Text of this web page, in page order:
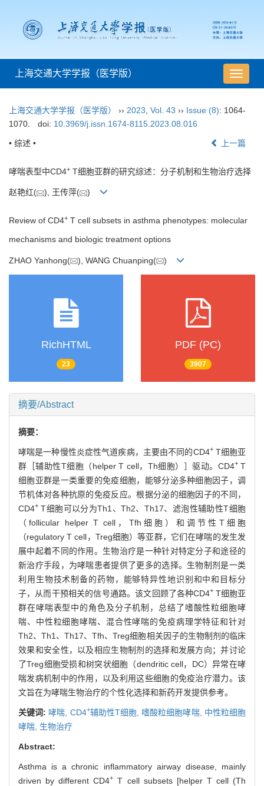
导
航
换
上海交通大学学报（医学版）
上海交通大学学报（医学版） ›› 2023 Vol. 43 ›› Issue (8): 1064-
1070.
doi: 10.3969/j.issn.1674-8115.2023.08.016
• 综述 • 上一篇
哮喘表型中CD4+ T细胞亚群的研究综述：分子机制和生物治疗选择
赵艳红( ), 王传萍( )
Review of CD4+ T cell subsets in asthma phenotypes: molecular
mechanisms and biologic treatment options
ZHAO Yanhong( ), WANG Chuanping( )
RichHTML
23
PDF (PC)
3907
摘要/Abstract
摘要：
哮喘是一种慢性炎症性气道疾病，主要由不同的CD4+T细胞亚
群［辅助性T细胞（helper T cell，Th细胞）］驱动。CD4+T
细胞亚群是一类重要的免疫细胞，能够分泌多种细胞因子，调
节机体对各种抗原的免疫反应。根据分泌的细胞因子的不同，
CD4+ T细胞可以分为Th1、Th2、Th17、滤泡性辅助性T细胞
（follicular helper T cell，Tfh细胞）和调节性T细胞
（regulatory T cell，Treg细胞）等亚群，它们在哮喘的发生发
展中起着不同的作用。生物治疗是一种针对特定分子和途径的
新治疗手段，为哮喘患者提供了更多的选择。生物制剂是一类
利用生物技术制备的药物，能够特异性地识别和中和目标分
子，从而干预相关的信号通路。该文回顾了各种CD4+ T细胞亚
群在哮喘表型中的角色及分子机制，总结了嗜酸性粒细胞哮
喘、中性粒细胞哮喘、混合性哮喘的免疫病理学特征和针对
Th2、Th1、Th17、Tfh、Treg细胞相关因子的生物制剂的临床
效果和安全性，以及相应生物制剂的选择和发展方向；并讨论
了Treg细胞受损和树突状细胞（dendritic cell，DC）异常在哮
喘发病机制中的作用，以及利用这些细胞的免疫治疗潜力。该
文旨在为哮喘生物治疗的个性化选择和新药开发提供参考。
关键词: 哮喘, CD4+辅助性T细胞, 嗜酸粒细胞哮喘, 中性粒细胞
哮喘, 生物治疗
Abstract:
Asthma is a chronic inflammatory airway disease, mainly
driven by different CD4+ T cell subsets [helper T cell (Th